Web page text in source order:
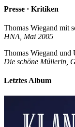
Presse · Kritiken
Thomas Wiegand mit
HNA, Mai 2005
Thomas Wiegand und
Die schöne Müllerin,
Letztes Album